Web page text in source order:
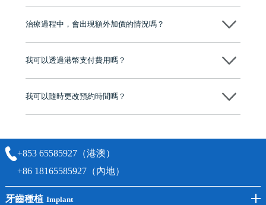
至今已服務超過三十個國家和地區的顧客，受到粵港澳大灣區及周邊城
市市民極高的口碑評價及信任推薦 珠海、深圳設有八大分院，香港亦設
有咨詢及服務保障中心，有任何問題都可以隨時預約免費咨詢，讓人十
不會！只要未開始實際服務之前，你不會被收取任何費用。
治療過程中，會出現額外加價的情況嗎？
我可以透過港幣支付費用嗎？
我可以隨時更改預約時間嗎？
+853 65585927（港澳）
+86 18165585927（內地）
牙齒種植 Implant